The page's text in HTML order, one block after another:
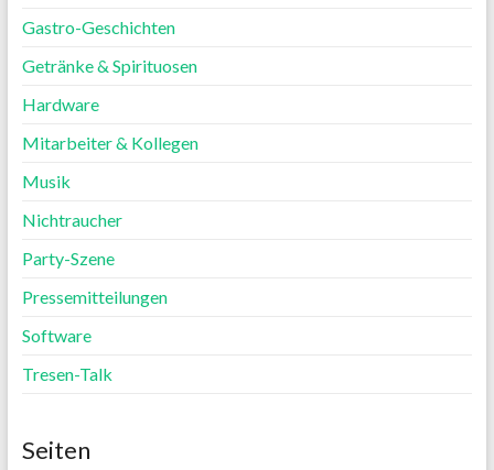
Gastro-Geschichten
Getränke & Spirituosen
Hardware
Mitarbeiter & Kollegen
Musik
Nichtraucher
Party-Szene
Pressemitteilungen
Software
Tresen-Talk
Seiten